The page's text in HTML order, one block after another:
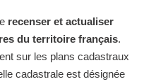
recenser et actualiser
du territoire français.
sur les plans cadastraux
cadastrale est désignée